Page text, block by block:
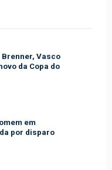
Brenner, Vasco
da Copa do
em
por disparo